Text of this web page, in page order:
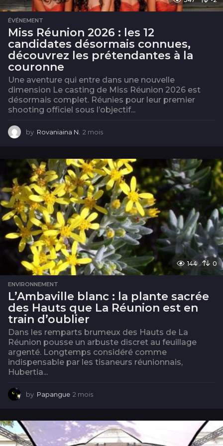
ÉVÉNEMENT
Miss Réunion 2026 : les 12
candidates désormais connues,
découvrez les prétendantes à la
couronne
Une aventure qui entre dans une nouvelle
dimension Le casting de Miss Réunion 2026 est
désormais complet. Réunies pour leur premier
shooting officiel sous l’objectif...
by Rovaniaina N. 2 mois
i
s
144 0
ENVIRONNEMENT
L’Ambaville blanc : la plante sacrée
des Hauts que La Réunion est en
train d’oublier
Dans les remparts brumeux des Hauts de La
Réunion pousse un arbuste discret au feuillage
argenté. Longtemps considéré comme
indispensable par les tisaneurs réunionnais,
Hubertia...
by Papangue 2 mois
i
s